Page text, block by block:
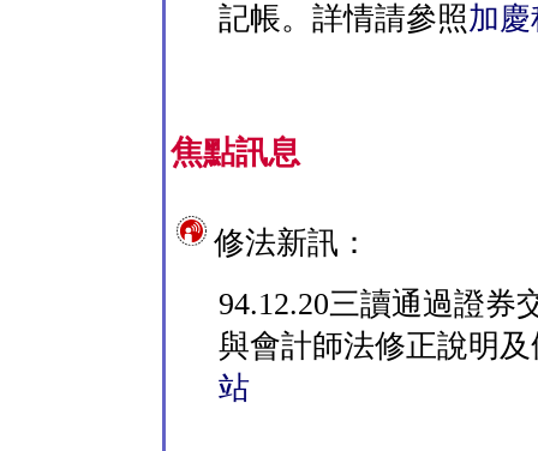
記帳。詳情請參照加
焦點訊息
修法新訊：
94.12.20三讀通過證券
與會計師法修正說明
站